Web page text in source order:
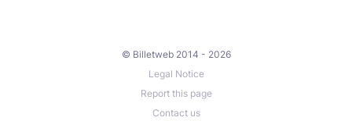
© Billetweb 2014 - 2026
Legal Notice
Report this page
Contact us